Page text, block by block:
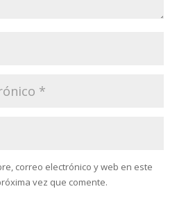
correo electrónico y web en este
vez que comente.